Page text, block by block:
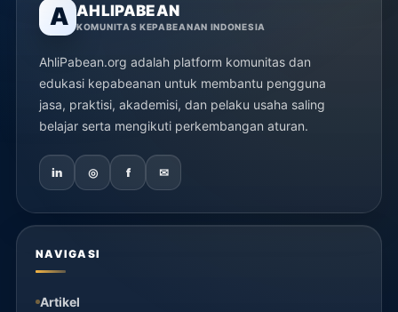
A AHLIPABEAN
KOMUNITAS KEPABEANAN INDONESIA
AhliPabean.org adalah platform komunitas dan
edukasi kepabeanan untuk membantu pengguna
jasa, praktisi, akademisi, dan pelaku usaha saling
belajar serta mengikuti perkembangan aturan.
in ◎ f ✉
NAVIGASI
Artikel